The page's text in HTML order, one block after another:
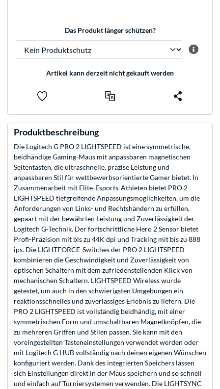
Das Produkt länger schützen?
Artikel kann derzeit nicht gekauft werden
Produktbeschreibung
Die Logitech G PRO 2 LIGHTSPEED ist eine symmetrische,
beidhändige Gaming-Maus mit anpassbaren magnetischen
Seitentasten, die ultraschnelle, präzise Leistung und
anpassbaren Stil für wettbewerbsorientierte Gamer bietet. In
Zusammenarbeit mit Elite-Esports-Athleten bietet PRO 2
LIGHTSPEED tiefgreifende Anpassungsmöglichkeiten, um die
Anforderungen von Links- und Rechtshändern zu erfüllen,
gepaart mit der bewährten Leistung und Zuverlässigkeit der
Logitech G-Technik. Der fortschrittliche Hero 2 Sensor bietet
Profi-Präzision mit bis zu 44K dpi und Tracking mit bis zu 888
ips. Die LIGHTFORCE-Switches der PRO 2 LIGHTSPEED
kombinieren die Geschwindigkeit und Zuverlässigkeit von
optischen Schaltern mit dem zufriedenstellenden Klick von
mechanischen Schaltern. LIGHTSPEED Wireless wurde
getestet, um auch in den schwierigsten Umgebungen ein
reaktionsschnelles und zuverlässiges Erlebnis zu liefern. Die
PRO 2 LIGHTSPEED ist vollständig beidhändig, mit einer
symmetrischen Form und umschaltbaren Magnetknöpfen, die
zu mehreren Griffen und Stilen passen. Sie kann mit den
voreingestellten Tasteneinstellungen verwendet werden oder
mit Logitech G HUB vollständig nach deinen eigenen Wünschen
konfiguriert werden. Dank des integrierten Speichers lassen
sich Einstellungen direkt in der Maus speichern und so schnell
und einfach auf Turniersystemen verwenden. Die LIGHTSYNC